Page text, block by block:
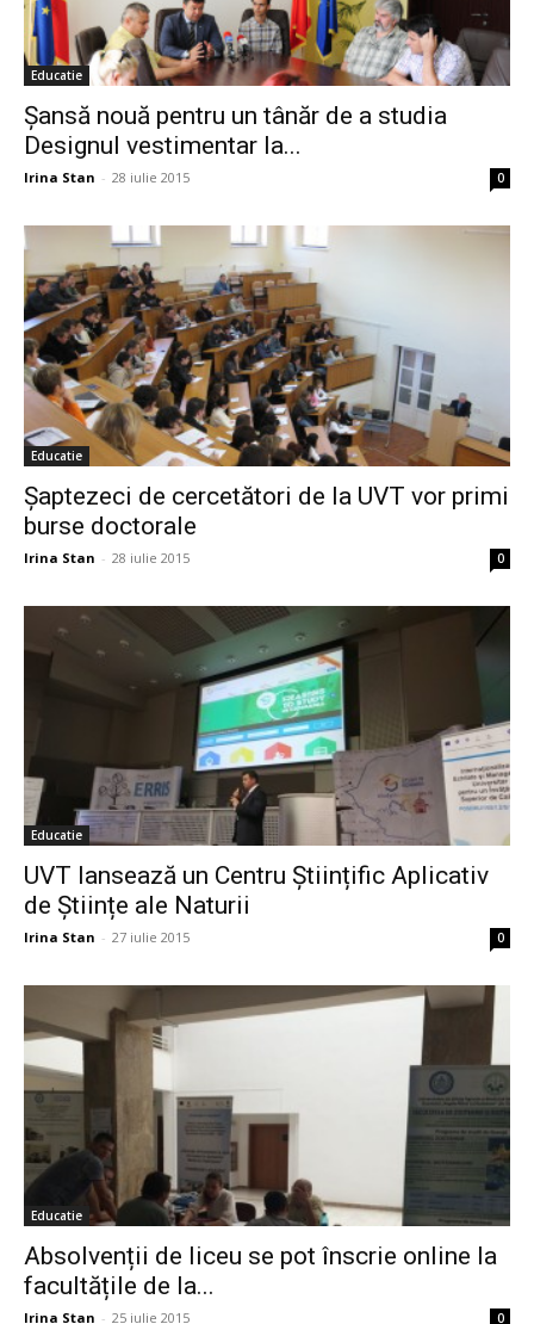
Educatie
Șansă nouă pentru un tânăr de a studia
Designul vestimentar la...
Irina Stan - 28 iulie 2015 0
Educatie
Șaptezeci de cercetători de la UVT vor primi
burse doctorale
Irina Stan - 28 iulie 2015 0
Educatie
UVT lansează un Centru Științific Aplicativ
de Științe ale Naturii
Irina Stan - 27 iulie 2015 0
Educatie
Absolvenții de liceu se pot înscrie online la
facultățile de la...
Irina Stan - 25 iulie 2015 0